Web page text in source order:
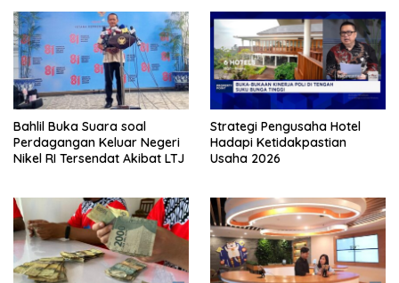
Bahlil Buka Suara soal
Perdagangan Keluar Negeri
Nikel RI Tersendat Akibat LTJ
Strategi Pengusaha Hotel
Hadapi Ketidakpastian
Usaha 2026